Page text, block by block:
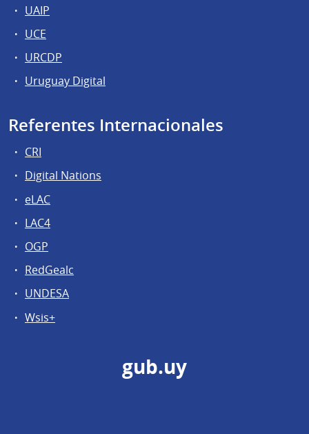
UAIP
UCE
URCDP
Uruguay Digital
Referentes Internacionales
CRI
Digital Nations
eLAC
LAC4
OGP
RedGealc
UNDESA
Wsis+
gub.uy